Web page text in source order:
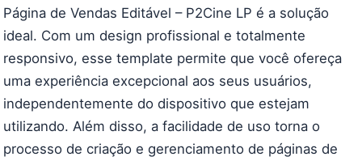
Página de Vendas Editável – P2Cine LP é a solução
ideal. Com um design profissional e totalmente
responsivo, esse template permite que você ofereça
uma experiência excepcional aos seus usuários,
independentemente do dispositivo que estejam
utilizando. Além disso, a facilidade de uso torna o
processo de criação e gerenciamento de páginas de